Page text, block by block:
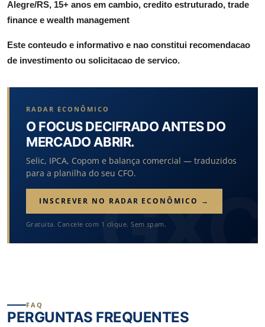
Alegre/RS, 15+ anos em cambio, credito estruturado, trade
finance e wealth management
Este conteudo e informativo e nao constitui recomendacao
de investimento ou solicitacao de servico.
RADAR ECONÔMICO
O FOCUS DECIFRADO ANTES DO
MERCADO ABRIR.
Selic, IPCA, Copom e balança comercial — traduzidos
para a planilha do seu CFO.
INSCREVER NO RADAR ECONÔMICO →
Gratuita. Cancele com 1 clique. Sem spam.
FAQ
PERGUNTAS FREQUENTES